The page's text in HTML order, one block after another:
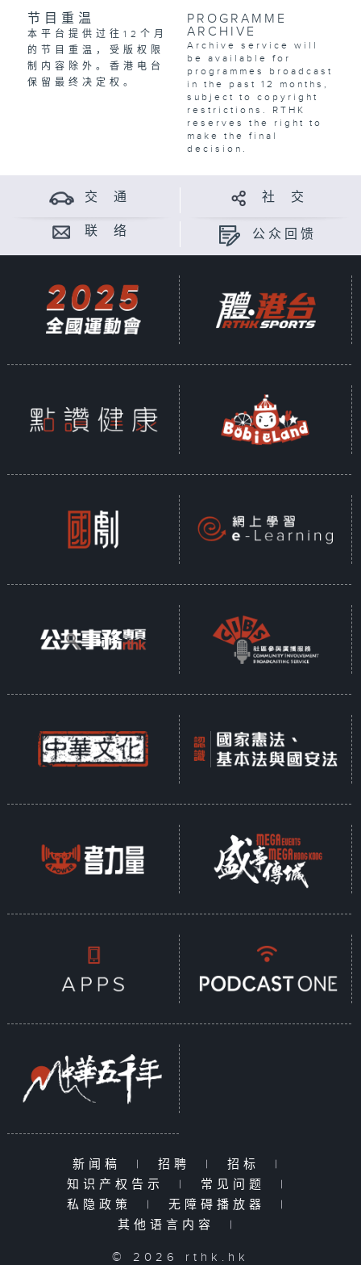
节目重温
本平台提供过往12个月
的节目重温，受版权限
制内容除外。香港电台
保留最终决定权。
PROGRAMME
ARCHIVE
Archive service will
be available for
programmes broadcast
in the past 12 months,
subject to copyright
restrictions. RTHK
reserves the right to
make the final
decision.
交 通 社 交
联 络 公众回馈
新闻稿 | 招聘 | 招标
|
知识产权告示
| 常见问题
|
私隐政策
| 无障碍播放器
|
其他语言内容
|
© 2026 rthk.hk